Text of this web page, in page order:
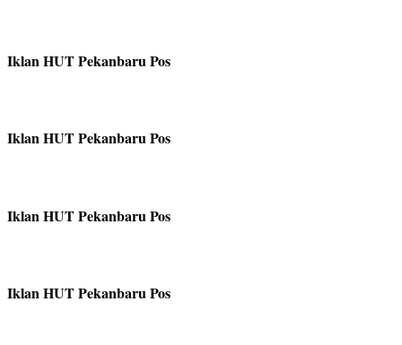
Iklan HUT Pekanbaru Pos
Iklan HUT Pekanbaru Pos
Iklan HUT Pekanbaru Pos
Iklan HUT Pekanbaru Pos